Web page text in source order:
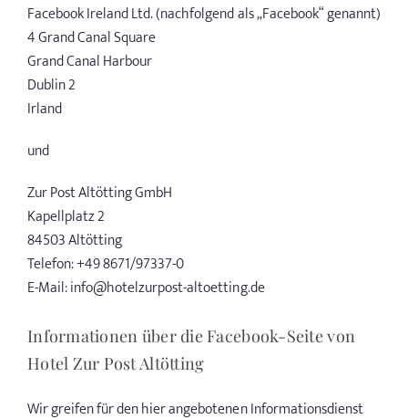
GUTSCHEINE
ANGEBOTE
Facebook Ireland Ltd. (nachfolgend als „Facebook“ genannt)
4 Grand Canal Square
Grand Canal Harbour
Dublin 2
Irland
und
Zur Post Altötting GmbH
Kapellplatz 2
84503 Altötting
Telefon: +49 8671/97337-0
E-Mail: info@hotelzurpost-altoetting.de
Informationen über die Facebook-Seite von
Hotel Zur Post Altötting
Wir greifen für den hier angebotenen Informationsdienst